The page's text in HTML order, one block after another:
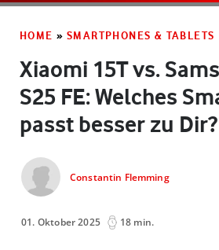
HOME » SMARTPHONES & TABLETS
Xiaomi 15T vs.
S25 FE: Welches
passt besser zu Dir?
Constantin Flemming
01. Oktober 2025 18 min.